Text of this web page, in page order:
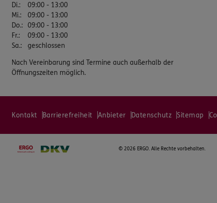
Di.:
09:00 - 13:00
Mi.:
09:00 - 13:00
Do.: 09:00 - 13:00
Fr.:
09:00 - 13:00
Sa.: geschlossen
Nach Vereinbarung sind Termine auch außerhalb der
Öffnungszeiten möglich.
Kontakt Barrierefreiheit Anbieter Datenschutz Sitemap
© 2026 ERGO. Alle Rechte vorbehalten.